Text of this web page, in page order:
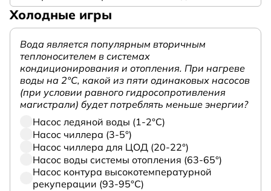
Холодные игры
Вода является популярным вторичным
теплоносителем в системах
кондиционирования и отопления. При нагреве
воды на 2°С, какой из пяти одинаковых насосов
(при условии равного гидросопротивления
магистрали) будет потреблять меньше энергии?
Насос ледяной воды (1-2°С)
Насос чиллера (3-5°)
Насос чиллера для ЦОД (20-22°)
Насос воды системы отопления (63-65°)
Насос контура высокотемпературной
рекуперации (93-95°С)